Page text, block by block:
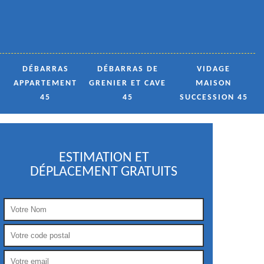
DÉBARRAS
APPARTEMENT
45
DÉBARRAS DE
GRENIER ET CAVE
45
VIDAGE
MAISON
SUCCESSION 45
ESTIMATION ET
DÉPLACEMENT GRATUITS